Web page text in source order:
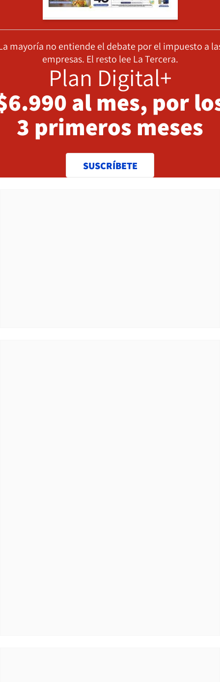
mayoría no entiende el debate por el impuesto a
empresas. El resto lee La Tercera.
Plan Digital+
al mes, por
3 primeros meses
SUSCRÍBETE